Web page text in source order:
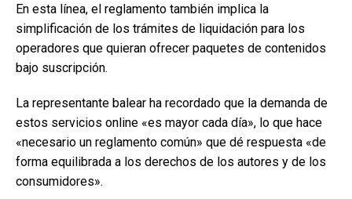
En esta línea, el reglamento también implica la
simplificación de los trámites de liquidación para los
operadores que quieran ofrecer paquetes de contenidos
bajo suscripción.
La representante balear ha recordado que la demanda de
estos servicios online «es mayor cada día», lo que hace
«necesario un reglamento común» que dé respuesta «de
forma equilibrada a los derechos de los autores y de los
consumidores».